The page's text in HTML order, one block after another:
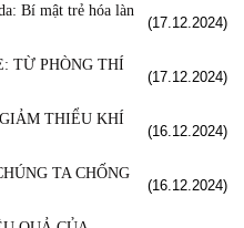
Bí mật trẻ hóa làn
(17.12.2024)
TỪ PHÒNG THÍ
(17.12.2024)
THIỂU KHÍ
(16.12.2024)
TA CHỐNG
(16.12.2024)